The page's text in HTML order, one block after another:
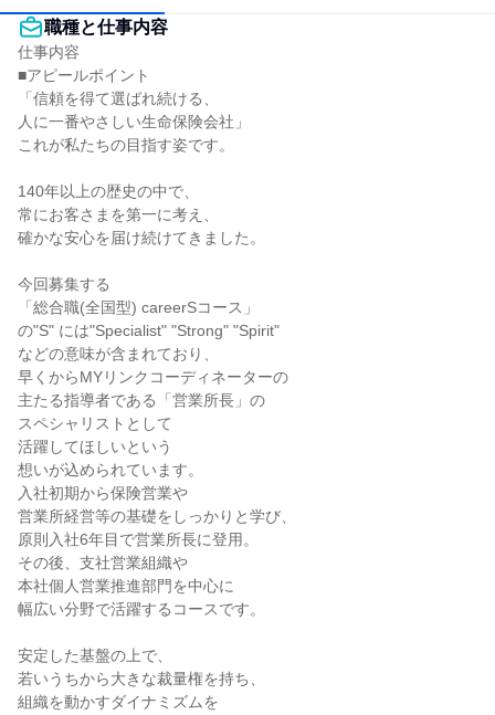
職種と仕事内容
仕事内容
■アピールポイント
「信頼を得て選ばれ続ける、
人に一番やさしい生命保険会社」
これが私たちの目指す姿です。
140年以上の歴史の中で、
常にお客さまを第一に考え、
確かな安心を届け続けてきました。
今回募集する
「総合職(全国型) careerSコース」
の"S" には"Specialist" "Strong" "Spirit"
などの意味が含まれており、
早くからMYリンクコーディネーターの
主たる指導者である「営業所長」の
スペシャリストとして
活躍してほしいという
想いが込められています。
入社初期から保険営業や
営業所経営等の基礎をしっかりと学び、
原則入社6年目で営業所長に登用。
その後、支社営業組織や
本社個人営業推進部門を中心に
幅広い分野で活躍するコースです。
安定した基盤の上で、
若いうちから大きな裁量権を持ち、
組織を動かすダイナミズムを